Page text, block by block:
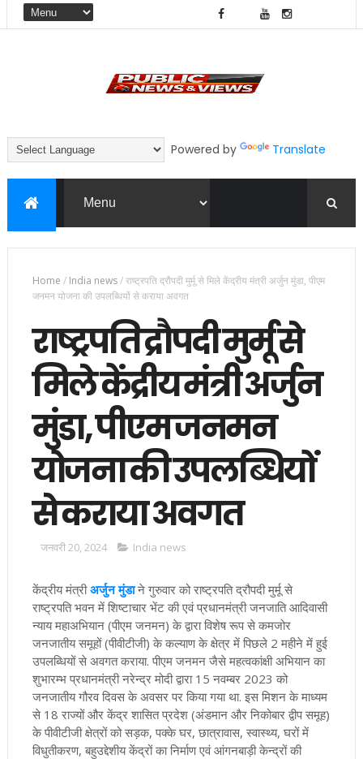
Powered by Translate
Home / India news/राष्ट्रपति द्रौपदी मुर्मू से मिले केंद्रीय मंत्री अर्जुन मुंडा, पीएम
जनमन योजना की उपलब्धियों से कराया अवगत
राष्ट्रपति द्रौपदी मुर्मू से
मिले केंद्रीय मंत्री अर्जुन
मुंडा, पीएम जनमन
योजना की उपलब्धियों
से कराया अवगत
जनवरी 20, 2024 India news
केंद्रीय मंत्रीअर्जुन मुंडाने गुरुवार को राष्ट्रपति द्रौपदी मुर्मू से
राष्ट्रपति भवन में शिष्टाचार भेंट की एवं प्रधानमंत्री जनजाति आदिवासी
न्याय महाअभियान (पीएम जनमन) के द्वारा विशेष रूप से कमजोर
जनजातीय समूहों (पीवीटीजी) के कल्याण के क्षेत्र में पिछले 2 महीने में हुई
उपलब्धियों से अवगत कराया. पीएम जनमन जैसे महत्वकांक्षी अभियान का
शुभारम्भ प्रधानमंत्री नरेन्द्र मोदी द्वारा 15 नवम्बर 2023 को
जनजातीय गौरव दिवस के अवसर पर किया गया था. इस मिशन के माध्यम
से 18 राज्यों और केंद्र शासित प्रदेश (अंडमान और निकोबार द्वीप समूह)
के पीवीटीजी क्षेत्रों को सड़क, पक्के घर, छात्रावास, स्वास्थ्य, घरों में
विधुतीकरण, बहुउद्देशीय केंद्रों का निर्माण एवं आंगनबाड़ी केन्द्रों की